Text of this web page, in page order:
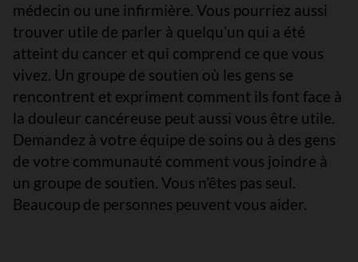
médecin ou une infirmière. Vous pourriez aussi
trouver utile de parler à quelqu’un qui a été
atteint du cancer et qui comprend ce que vous
vivez. Un groupe de soutien où les gens se
rencontrent et expriment comment ils font face à
la douleur cancéreuse peut aussi vous être utile.
Demandez à votre équipe de soins ou à des gens
de votre communauté comment vous joindre à
un groupe de soutien. Vous n’êtes pas seul.
Beaucoup de personnes peuvent vous aider.